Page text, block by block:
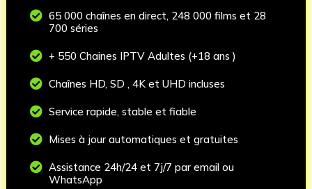
 65 000 chaînes en direct, 248 000 films et 28
700 séries
 + 550 Chaines IPTV Adultes (+18 ans )
 Chaînes HD, SD , 4K et UHD incluses
 Service rapide, stable et fiable
 Mises à jour automatiques et gratuites
 Assistance 24h/24 et 7j/7 par email ou
WhatsApp